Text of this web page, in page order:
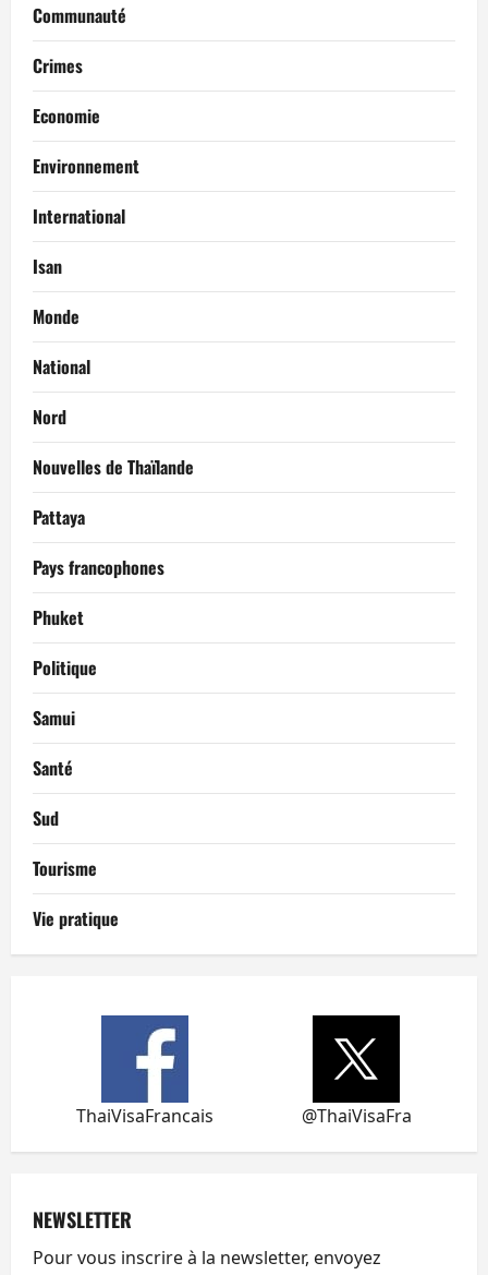
Communauté
Crimes
Economie
Environnement
International
Isan
Monde
National
Nord
Nouvelles de Thaïlande
Pattaya
Pays francophones
Phuket
Politique
Samui
Santé
Sud
Tourisme
Vie pratique
ThaiVisaFrancais @ThaiVisaFra
NEWSLETTER
Pour vous inscrire à la newsletter, envoyez